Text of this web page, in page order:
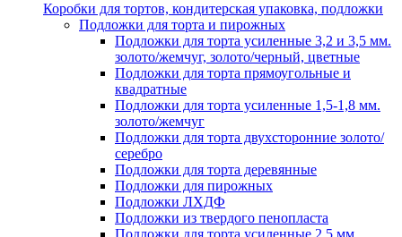
Коробки для тортов, кондитерская упаковка, подложки
Подложки для торта и пирожных
Подложки для торта усиленные 3,2 и 3,5 мм.
золото/жемчуг, золото/черный, цветные
Подложки для торта прямоугольные и
квадратные
Подложки для торта усиленные 1,5-1,8 мм.
золото/жемчуг
Подложки для торта двухсторонние золото/
серебро
Подложки для торта деревянные
Подложки для пирожных
Подложки ЛХДФ
Подложки из твердого пенопласта
Подложки для торта усиленные 2,5 мм.